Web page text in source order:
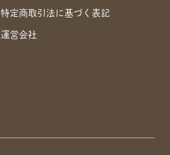
特定商取引法に基づく表記
運営会社